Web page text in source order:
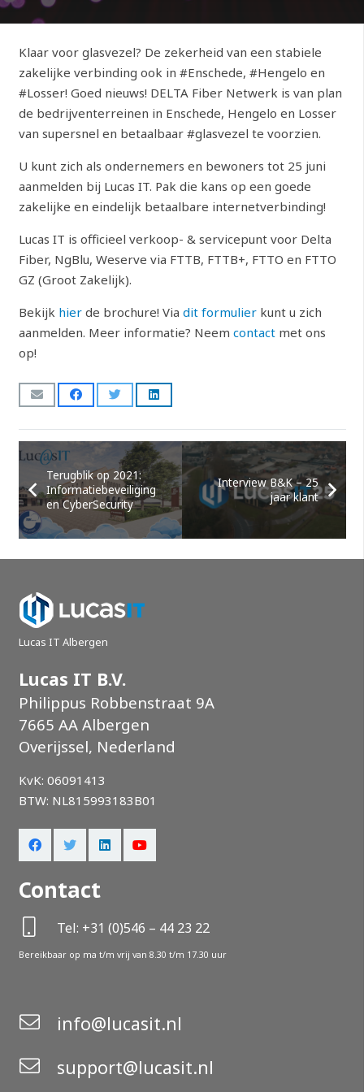
Klaar voor glasvezel? De zekerheid van een stabiele
zakelijke verbinding ook in #Enschede, #Hengelo en
#Losser! Goed nieuws! DELTA Fiber Netwerk is van plan
de bedrijventerreinen in Enschede, Hengelo en Losser
van supersnel en betaalbaar #glasvezel te voorzien.
U kunt zich als ondernemers en bewoners tot 25 juni
aanmelden bij Lucas IT. Pak die kans op een goede
zakelijke en eindelijk betaalbare internetverbinding!
Lucas IT is officieel verkoop- & servicepunt voor Delta
Fiber, NgBlu, Weserve via FTTB, FTTB+, FTTO en FTTO
GZ (Groot Zakelijk).
Bekijk hierde brochure! Via dit formulierkunt u zich
aanmelden. Meer informatie? Neem contactmet ons
op!
Terugblik op 2021:
Informatiebeveiliging
en CyberSecurity
Interview B&K – 25
jaar klant
Lucas IT Albergen
Lucas IT B.V.
Philippus Robbenstraat 9A
7665 AA Albergen
Overijssel, Nederland
KvK: 06091413
BTW: NL815993183B01
Contact
Tel: +31 (0)546 – 44 23 22
Bereikbaar op ma t/m vrij van 8.30 t/m 17.30 uur
info@lucasit.nl
support@lucasit.nl